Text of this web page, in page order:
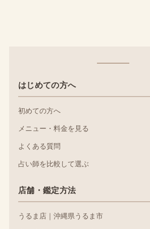
はじめての方へ
初めての方へ
メニュー・料金を見る
よくある質問
占い師を比較して選ぶ
店舗・鑑定方法
うるま店｜沖縄県うるま市